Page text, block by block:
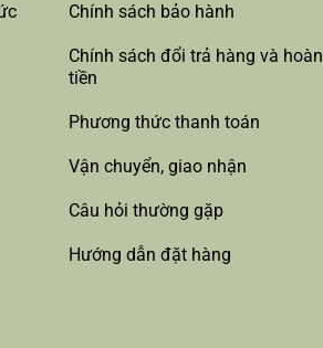
Chính sách bảo hành
Chính sách đổi trả hàng và hoàn
tiền
Phương thức thanh toán
Vận chuyển, giao nhận
Câu hỏi thường gặp
Hướng dẫn đặt hàng